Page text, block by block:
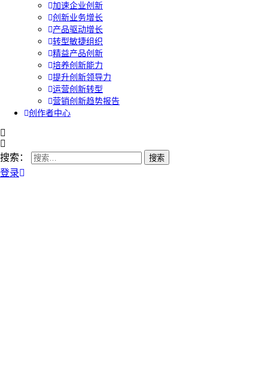
加速企业创新
创新业务增长
产品驱动增长
转型敏捷组织
精益产品创新
培养创新能力
提升创新领导力
运营创新转型
营销创新趋势报告
创作者中心
搜索：
登录